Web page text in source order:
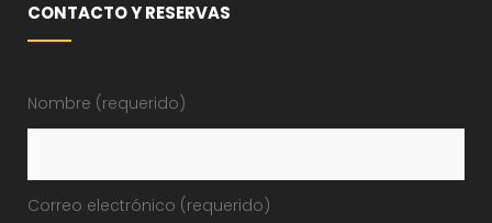
CONTACTO Y RESERVAS
Nombre (requerido)
Correo electrónico (requerido)